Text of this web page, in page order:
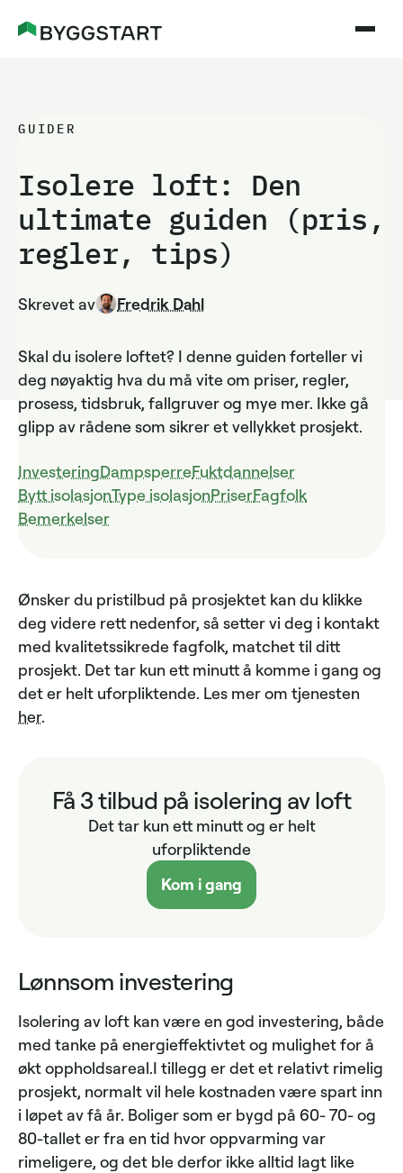
GUIDER
Isolere loft: Den
ultimate guiden (pris,
regler, tips)
Skrevet av Fredrik Dahl
Skal du isolere loftet? I denne guiden forteller vi
deg nøyaktig hva du må vite om priser, regler,
prosess, tidsbruk, fallgruver og mye mer. Ikke gå
glipp av rådene som sikrer et vellykket prosjekt.
InvesteringDampsperreFuktdannelser
Bytt isolasjonType isolasjonPriserFagfolk
Bemerkelser
Ønsker du pristilbud på prosjektet kan du klikke
deg videre rett nedenfor, så setter vi deg i kontakt
med kvalitetssikrede fagfolk, matchet til ditt
prosjekt. Det tar kun ett minutt å komme i gang og
det er helt uforpliktende. Les mer om tjenesten
her.
Få 3 tilbud på isolering av loft
Det tar kun ett minutt og er helt
uforpliktende
Kom i gang
Lønnsom investering
Isolering av loft kan være en god investering, både
med tanke på energieffektivtet og mulighet for å
økt oppholdsareal.I tillegg er det et relativt rimelig
prosjekt, normalt vil hele kostnaden være spart inn
i løpet av få år. Boliger som er bygd på 60- 70- og
80-tallet er fra en tid hvor oppvarming var
rimeligere, og det ble derfor ikke alltid lagt like